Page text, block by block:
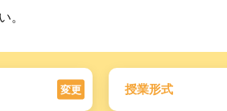
。
変更 授業形式